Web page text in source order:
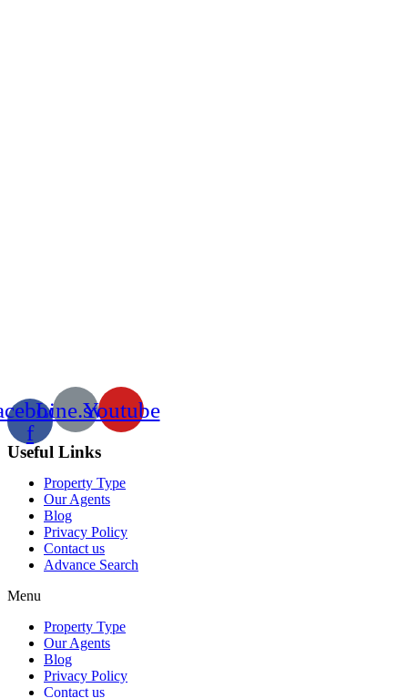
f
Line.svgYoutube
Useful Links
Property Type
Our Agents
Blog
Privacy Policy
Contact us
Advance Search
Menu
Property Type
Our Agents
Blog
Privacy Policy
Contact us